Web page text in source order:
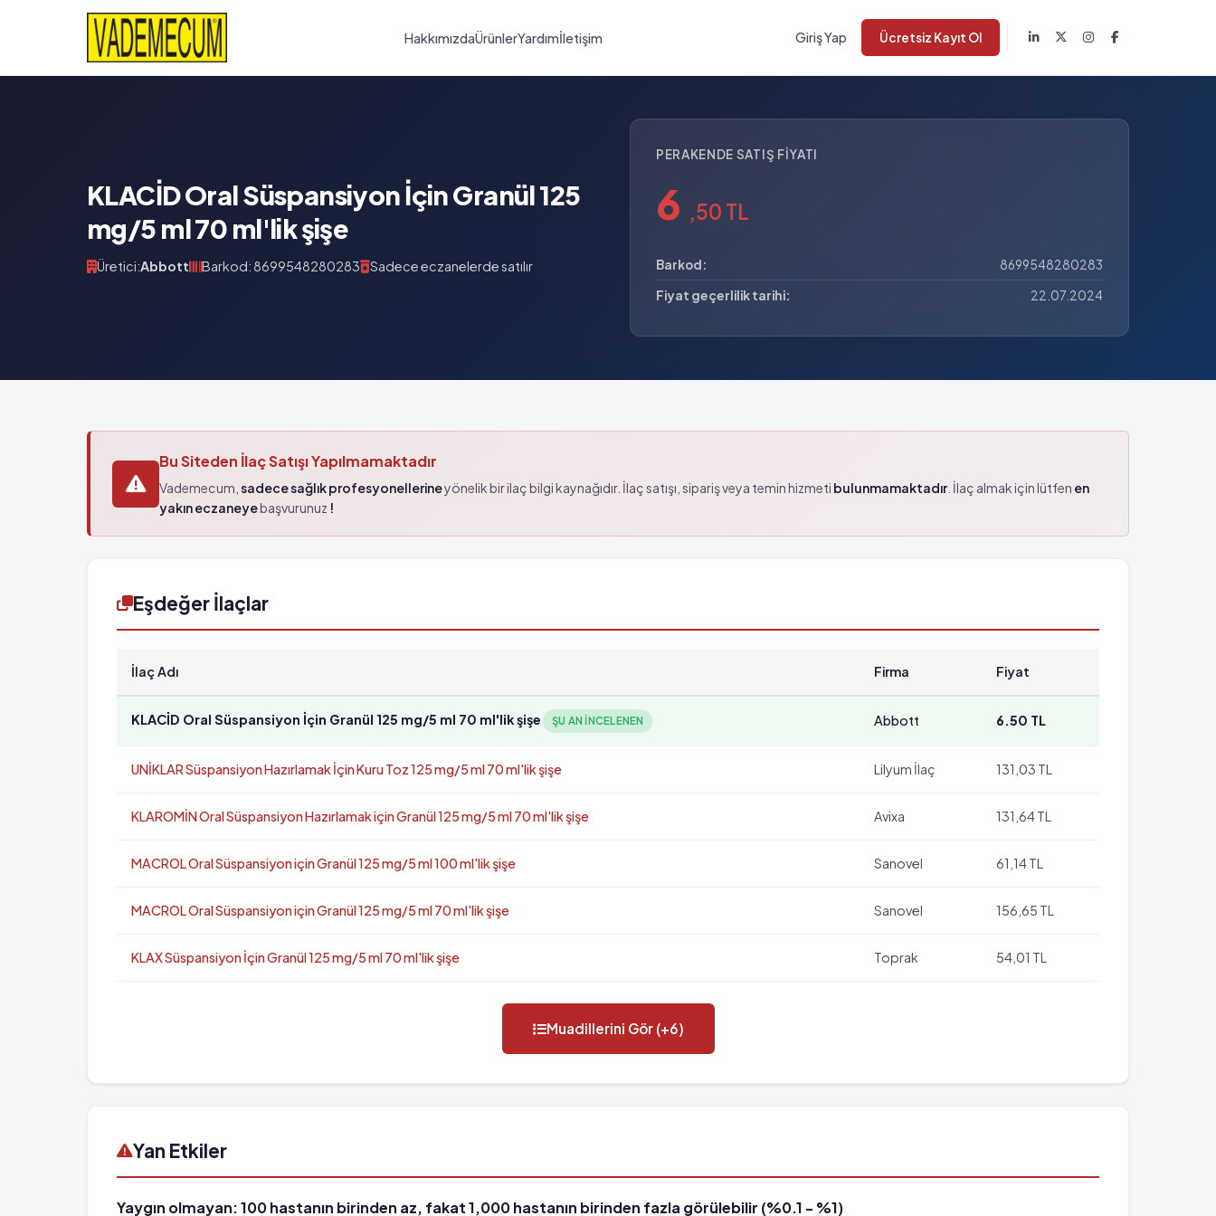
HakkımızdaÜrünlerYardımİletişim Giriş Yap Ücretsiz Kayıt Ol
KLACİD Oral Süspansiyon İçin Granül 125
mg/5 ml 70 ml'lik şişe
Üretici:Abbott Barkod: 8699548280283 Sadece eczanelerde satılır
PERAKENDE SATIŞ FIYATI
6 ,50 TL
Barkod:
8699548280283
Fiyat geçerlilik tarihi:
22.07.2024
Bu Siteden İlaç Satışı Yapılmamaktadır
Vademecum, sadece sağlık profesyonellerineyönelik bir ilaç bilgi kaynağıdır. İlaç satışı, sipariş veya temin hizmeti bulunmamaktadır. İlaç almak için lütfen en
yakın eczaneyebaşvurunuz !
Eşdeğer İlaçlar
İlaç Adı Firma Fiyat
KLACİD Oral Süspansiyon İçin Granül 125 mg/5 ml 70 ml'lik şişe ŞU AN INCELENEN Abbott 6.50 TL
UNİKLAR Süspansiyon Hazırlamak İçin Kuru Toz 125 mg/5 ml 70 ml'lik şişe Lilyum İlaç 131,03 TL
KLAROMİN Oral Süspansiyon Hazırlamak için Granül 125 mg/5 ml 70 ml'lik şişe Avixa 131,64 TL
MACROL Oral Süspansiyon için Granül 125 mg/5 ml 100 ml'lik şişe Sanovel 61,14 TL
MACROL Oral Süspansiyon için Granül 125 mg/5 ml 70 ml'lik şişe Sanovel 156,65 TL
KLAX Süspansiyon İçin Granül 125 mg/5 ml 70 ml'lik şişe Toprak 54,01 TL
Muadillerini Gör (+6)
Yan Etkiler
Yaygın olmayan: 100 hastanın birinden az, fakat 1,000 hastanın birinden fazla görülebilir (%0.1 - %1)